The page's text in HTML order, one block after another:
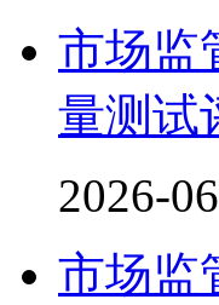
市场监
量测试
2026-
市场监